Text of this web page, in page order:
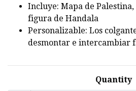
Incluye: Mapa de
figura de Handala
Personalizable: Los
desmontar e intercambiar
Quantity